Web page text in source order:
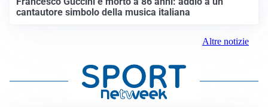
cantautore simbolo della musica italiana
Altre notizie